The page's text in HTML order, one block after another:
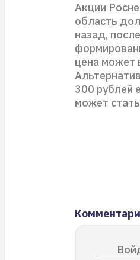
Акции
область
назад,
цена может
300 рублей
может